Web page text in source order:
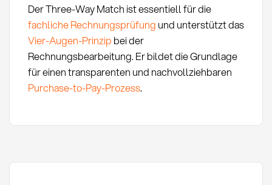
Der Three-Way Match ist essentiell für die
fachliche Rechnungsprüfung und unterstützt das
Vier-Augen-Prinzip bei der
Rechnungsbearbeitung. Er bildet die Grundlage
für einen transparenten und nachvollziehbaren
Purchase-to-Pay-Prozess.